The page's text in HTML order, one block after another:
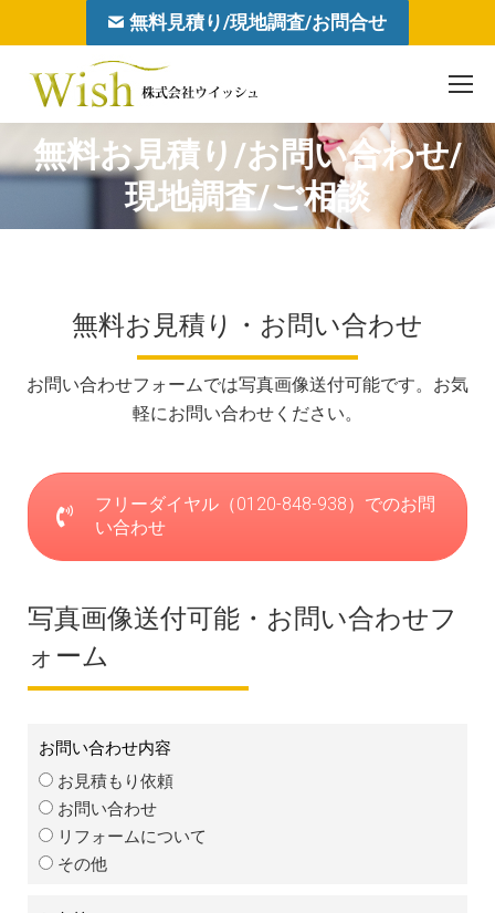
無料見積り/現地調査/お問合せ
無料お見積り/お問い合わせ/
現地調査/ご相談
You are here:
無料お見積り・お問い合わせ
お問い合わせフォームでは写真画像送付可能です。お気
軽にお問い合わせください。
フリーダイヤル（0120-848-938）でのお問
い合わせ
写真画像送付可能・お問い合わせフ
ォーム
お問い合わせ内容
お見積もり依頼
お問い合わせ
リフォームについて
その他